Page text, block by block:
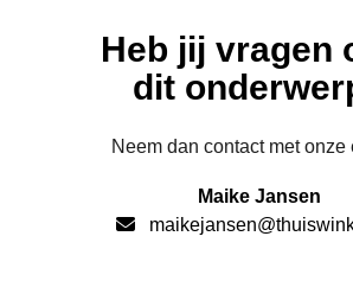
Heb jij vragen
dit
Neem dan contact met onze
Maike Jansen